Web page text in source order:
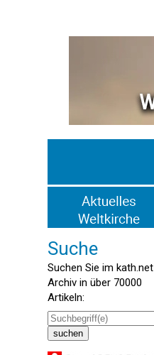
Suche
Suchen Sie im kath.net
Archiv in über 70000
Artikeln: